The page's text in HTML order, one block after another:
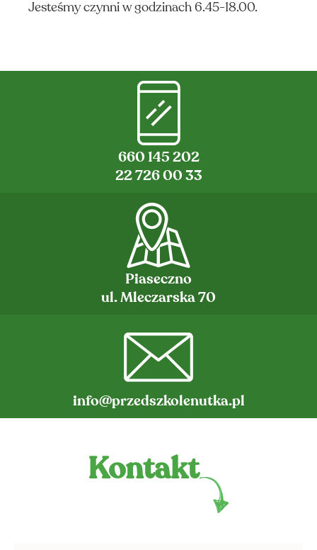
I
Jesteśmy czynni w godzinach 6.45-18.00.
660 145 202
22 726 00 33
Piaseczno
ul. Mleczarska 70
info@przedszkolenutka.pl
Kontakt